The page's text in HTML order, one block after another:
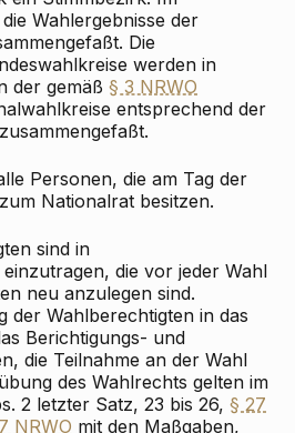
Wahlergebnisse der
Die
werden in
der gemäß § 3 NRWO
entsprechend der
zusammengefaßt.
Personen, die am Tag der
Nationalrat besitzen.
sind in
die vor jeder Wahl
neu anzulegen sind.
der Wahlberechtigten in das
Berichtigungs- und
die Teilnahme an der Wahl
des Wahlrechts gelten im
2 letzter Satz, 23 bis 26, § 27
NRWO mit den Maßgaben,